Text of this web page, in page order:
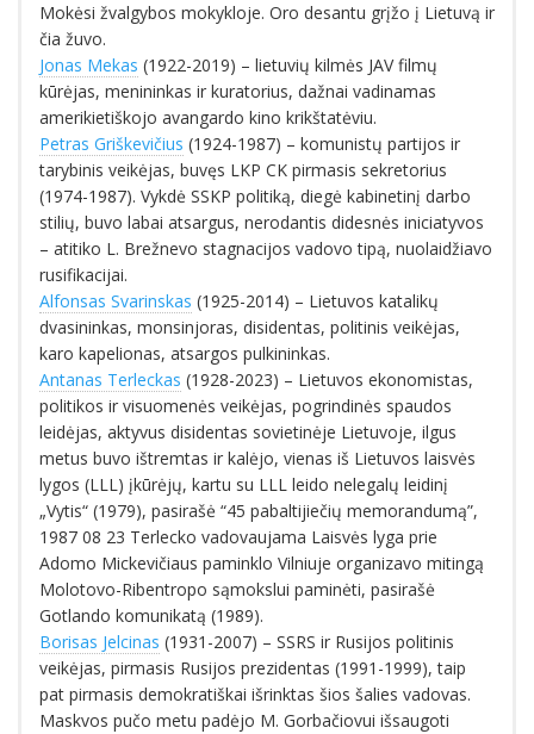
Mokėsi žvalgybos mokykloje. Oro desantu grįžo į Lietuvą ir
čia žuvo.
Jonas Mekas (1922-2019) – lietuvių kilmės JAV filmų
kūrėjas, menininkas ir kuratorius, dažnai vadinamas
amerikietiškojo avangardo kino krikštatėviu.
Petras Griškevičius (1924-1987) – komunistų partijos ir
tarybinis veikėjas, buvęs LKP CK pirmasis sekretorius
(1974-1987). Vykdė SSKP politiką, diegė kabinetinį darbo
stilių, buvo labai atsargus, nerodantis didesnės iniciatyvos
– atitiko L. Brežnevo stagnacijos vadovo tipą, nuolaidžiavo
rusifikacijai.
Alfonsas Svarinskas (1925-2014) – Lietuvos katalikų
dvasininkas, monsinjoras, disidentas, politinis veikėjas,
karo kapelionas, atsargos pulkininkas.
Antanas Terleckas (1928-2023) – Lietuvos ekonomistas,
politikos ir visuomenės veikėjas, pogrindinės spaudos
leidėjas, aktyvus disidentas sovietinėje Lietuvoje, ilgus
metus buvo ištremtas ir kalėjo, vienas iš Lietuvos laisvės
lygos (LLL) įkūrėjų, kartu su LLL leido nelegalų leidinį
„Vytis“ (1979), pasirašė “45 pabaltijiečių memorandumą”,
1987 08 23 Terlecko vadovaujama Laisvės lyga prie
Adomo Mickevičiaus paminklo Vilniuje organizavo mitingą
Molotovo-Ribentropo sąmokslui paminėti, pasirašė
Gotlando komunikatą (1989).
Borisas Jelcinas (1931-2007) – SSRS ir Rusijos politinis
veikėjas, pirmasis Rusijos prezidentas (1991-1999), taip
pat pirmasis demokratiškai išrinktas šios šalies vadovas.
Maskvos pučo metu padėjo M. Gorbačiovui išsaugoti